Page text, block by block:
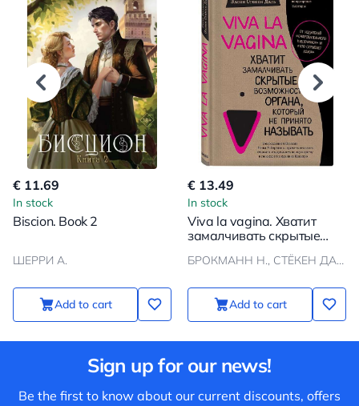
€ 11.69
In stock
Biscion. Book 2
ШЕРРИ А.
Add to cart
€ 13.49
In stock
Viva la vagina. Хватит
замалчивать скрытые
который не принято
БРОКМАНН Н., СТЁКЕН ДАЛЬ Э.
Add to cart
Sign up for our news!
Be the first to know about our current discounts, offers